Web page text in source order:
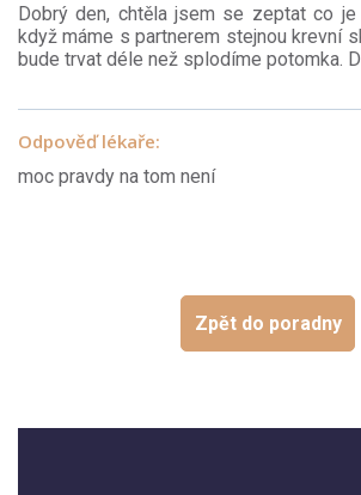
Dobrý den, chtěla jsem se zeptat co
když máme s partnerem stejnou krevní
bude trvat déle než splodíme potomka.
Odpověď lékaře:
moc pravdy na tom není
Zpět do poradny